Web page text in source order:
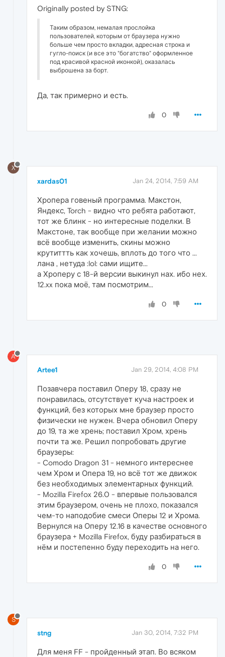
Originally posted by STNG:
Таким образом, немалая прослойка
пользователей, которым от браузера нужно
больше чем просто вкладки, адресная строка и
гугло-поиск (и все это "богатство" оформленное
под красивой красной иконкой), оказалась
выброшена за борт.
Да, так примерно и есть.
0
X
xardas01 Jan 24, 2014, 7:59 AM
Хропера говеный программа. Макстон,
Яндекс, Torch - видно что ребята работают,
тот же блинк - но интересные поделки. В
Макстоне, так вообще при желании можно
всё вообще изменить, скины можно
крутиттть как хочешь, вплоть до того что ...
лана , нетуда :lol: сами ищите...
а Хроперу с 18-й версии выкинул нах. ибо нех.
12.xx пока моё, там посмотрим...
0
A
Artee1 Jan 29, 2014, 4:08 PM
Позавчера поставил Оперу 18, сразу не
понравилась, отсутствует куча настроек и
функций, без которых мне браузер просто
физически не нужен. Вчера обновил Оперу
до 19, та же хрень; поставил Хром, хрень
почти та же. Решил попробовать другие
браузеры:
- Comodo Dragon 31 - немного интереснее
чем Хром и Опера 19, но всё тот же движок
без необходимых элементарных функций.
- Mozilla Firefox 26.0 - впервые пользовался
этим браузером, очень не плохо, показался
чем-то наподобие смеси Оперы 12 и Хрома.
Вернулся на Оперу 12.16 в качестве основного
браузера + Mozilla Firefox, буду разбираться в
нём и постепенно буду переходить на него.
0
S
stng Jan 30, 2014, 7:32 PM
Для меня FF - пройденный этап. Во всяком